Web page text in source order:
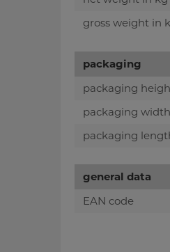
gross weight in
packaging
packaging
packaging
packaging
general data
EAN code